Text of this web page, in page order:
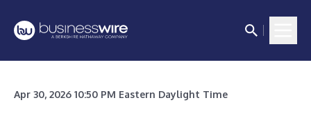
Apr 30, 2026 10:50 PM Eastern Daylight Time